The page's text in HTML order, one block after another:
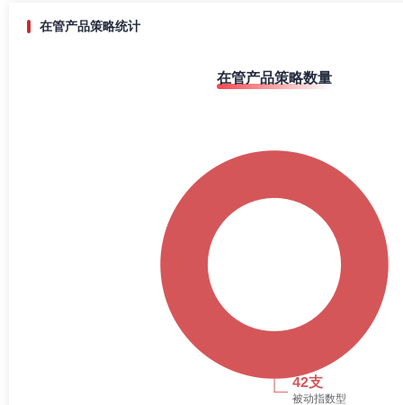
在管产品策略统计
在管产品策略数量